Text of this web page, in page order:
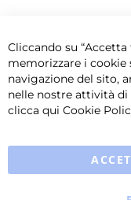
Cliccando su
memorizzare i
navigazione del sito,
nelle nostre attività
clicca qui Cookie